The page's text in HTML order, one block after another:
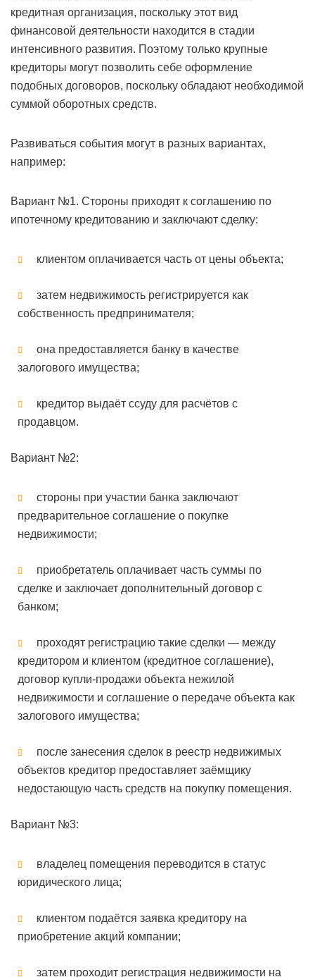
кредитная организация, поскольку этот вид
финансовой деятельности находится в стадии
интенсивного развития. Поэтому только крупные
кредиторы могут позволить себе оформление
подобных договоров, поскольку обладают необходимой
суммой оборотных средств.
Развиваться события могут в разных вариантах,
например:
Вариант №1. Стороны приходят к соглашению по
ипотечному кредитованию и заключают сделку:
клиентом оплачивается часть от цены объекта;
затем недвижимость регистрируется как
собственность предпринимателя;
она предоставляется банку в качестве
залогового имущества;
кредитор выдаёт ссуду для расчётов с
продавцом.
Вариант №2:
стороны при участии банка заключают
предварительное соглашение о покупке
недвижимости;
приобретатель оплачивает часть суммы по
сделке и заключает дополнительный договор с
банком;
проходят регистрацию такие сделки — между
кредитором и клиентом (кредитное соглашение),
договор купли-продажи объекта нежилой
недвижимости и соглашение о передаче объекта как
залогового имущества;
после занесения сделок в реестр недвижимых
объектов кредитор предоставляет заёмщику
недостающую часть средств на покупку помещения.
Вариант №3:
владелец помещения переводится в статус
юридического лица;
клиентом подаётся заявка кредитору на
приобретение акций компании;
затем проходит регистрация недвижимости на